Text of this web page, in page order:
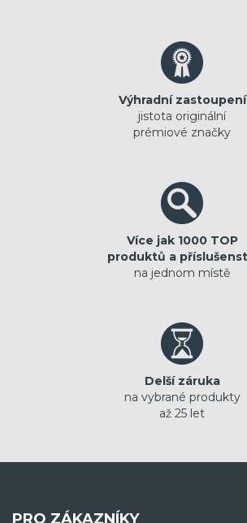
Výhradní zastoupení
jistota originální
prémiové značky
Více jak 1000 TOP
produktů a
na jednom místě
Delší záruka
na vybrané produkty
až 25 let
PRO ZÁKAZNÍKY